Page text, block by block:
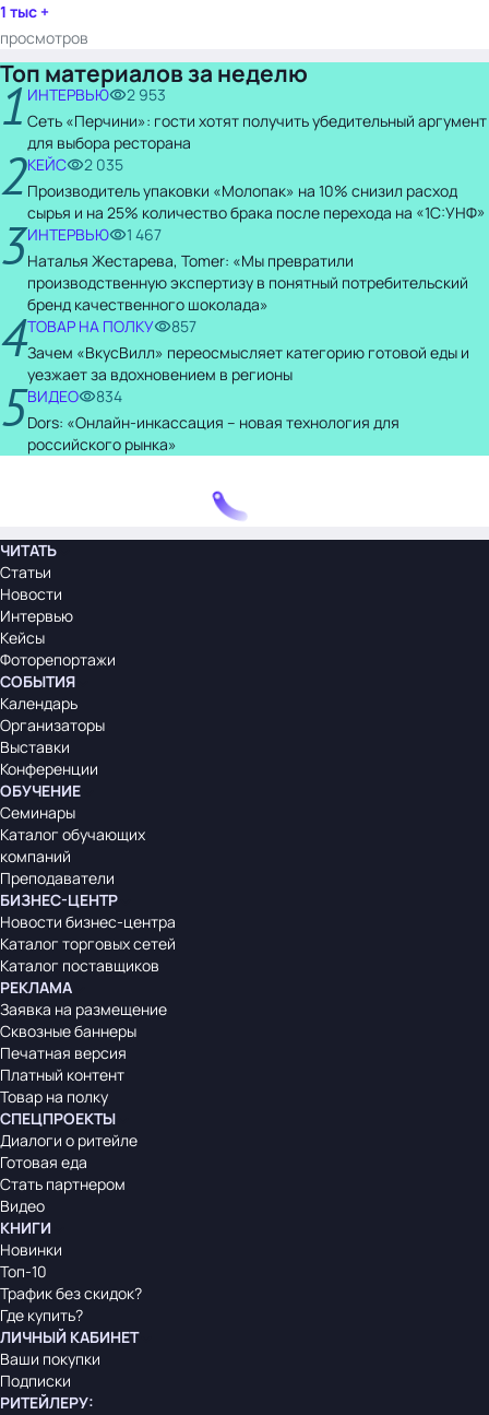
1 тыс +
просмотров
Топ материалов за неделю
1 ИНТЕРВЬЮ
2 953
Сеть «Перчини»: гости хотят получить убедительный аргумент
для выбора ресторана
2КЕЙС
2 035
Производитель упаковки «Молопак» на 10% снизил расход
сырья и на 25% количество брака после перехода на «1С:УНФ»
3ИНТЕРВЬЮ
1 467
Наталья Жестарева, Tomer: «Мы превратили
производственную экспертизу в понятный потребительский
бренд качественного шоколада»
4ТОВАР НА ПОЛКУ
857
Зачем «ВкусВилл» переосмысляет категорию готовой еды и
уезжает за вдохновением в регионы
5ВИДЕО
834
Dors: «Онлайн-инкассация – новая технология для
российского рынка»
ЧИТАТЬ
Статьи
Новости
Интервью
Кейсы
Фоторепортажи
СОБЫТИЯ
Календарь
Организаторы
Выставки
Конференции
ОБУЧЕНИЕ
Семинары
Каталог обучающих
компаний
Преподаватели
БИЗНЕС-ЦЕНТР
Новости бизнес-центра
Каталог торговых сетей
Каталог поставщиков
РЕКЛАМА
Заявка на размещение
Сквозные баннеры
Печатная версия
Платный контент
Товар на полку
СПЕЦПРОЕКТЫ
Диалоги о ритейле
Готовая еда
Стать партнером
Видео
КНИГИ
Новинки
Топ-10
Трафик без скидок?
Где купить?
ЛИЧНЫЙ КАБИНЕТ
Ваши покупки
Подписки
РИТЕЙЛЕРУ: